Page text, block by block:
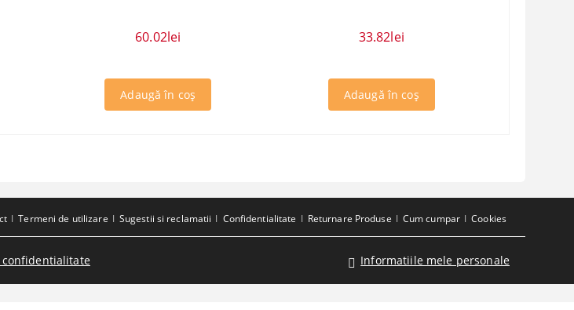
60.02lei 33.82lei
Termeni de utilizare Sugestii si reclamatii Confidentialitate Returnare Produse Cum cumpar Cookies
Informatiile mele personale